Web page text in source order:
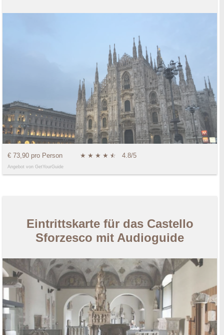
€ 73,90 pro Person ★ ★ ★ ★ ★
☆ 4.8/5
Angebot von GetYourGuide
Eintrittskarte für das Castello
Sforzesco mit Audioguide